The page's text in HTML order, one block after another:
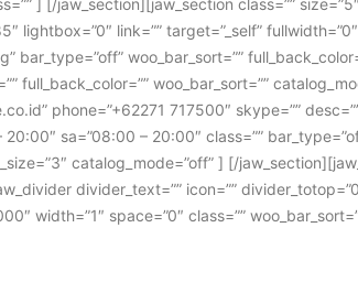
] [/jaw_section][jaw_section class=””
lightbox=”0″ link=”” target=”_self”
woo_bar_sort=””
full_back_color=”” woo_bar_sort=””
phone=”+62271 717500″ skype=””
sa=”08:00 – 20:00″ class=””
catalog_mode=”off” ] [/
divider_text=”” icon=””
width=”1″ space=”0″ class=””